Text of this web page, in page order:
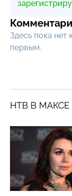
Здесь пока
первым.
НТВ В МАКСЕ